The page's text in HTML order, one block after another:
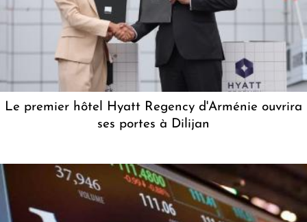
Le premier hôtel Hyatt Regency d'Arménie ouvrira
ses portes à Dilijan